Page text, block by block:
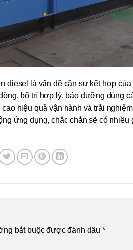
diesel là vấn đề cần sự kết hợp
bố trí hợp lý, bảo dưỡng đúng
hiệu quả vận hành và trải
ứng dụng, chắc chắn sẽ có
bắt buộc được đánh dấu *